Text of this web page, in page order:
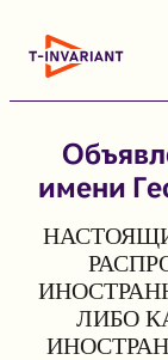
имени
ЛИБО